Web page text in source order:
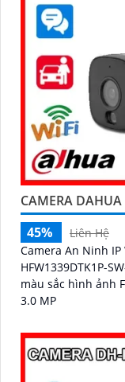
CAMERA
45%
Liên Hệ
Camera An Ninh IP
HFW1339DTK1P-
màu sắc hình ảnh
3.0 MP